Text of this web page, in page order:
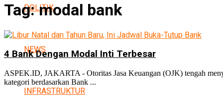
POLITIK
NEWS
INFRASTRUKTUR
Tag:modal bank
4 Bank Dengan Modal Inti Terbesar
ASPEK.ID, JAKARTA - Otoritas Jasa Keuangan (OJK) tengah
kategori berdasarkan Bank ...